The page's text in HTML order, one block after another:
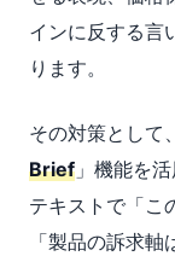
インに反する言
ります。
その対策として
Brief 」機能を
テキストで「こ
「製品の訴求